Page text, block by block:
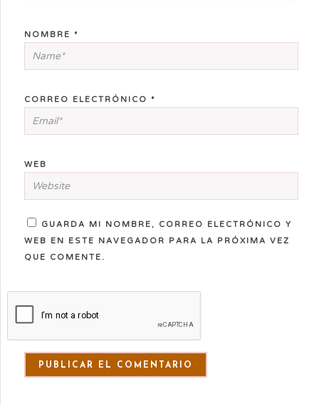
NOMBRE *
CORREO ELECTRÓNICO *
WEB
GUARDA MI NOMBRE, CORREO ELECTRÓNICO Y
WEB EN ESTE NAVEGADOR PARA LA PRÓXIMA VEZ
QUE COMENTE.